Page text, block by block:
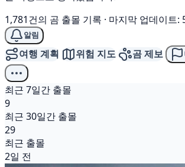
1,781건의 곰 출몰 기록 · 마지막 업데이트:
알림
여행 계획 위험 지도 곰 제보
최근 7일간 출몰
9
최근 30일간 출몰
29
최근 출몰
2일 전